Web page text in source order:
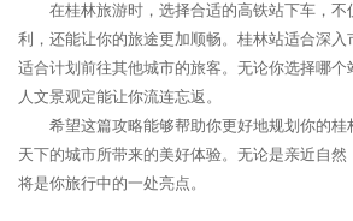
在桂林旅游时，选择合适的高铁站下车，不
利，还能让你的旅途更加顺畅。桂林站适合深入
适合计划前往其他城市的旅客。无论你选择哪个
人文景观定能让你流连忘返。
希望这篇攻略能够帮助你更好地规划你的桂
天下的城市所带来的美好体验。无论是亲近自
将是你旅行中的一处亮点。